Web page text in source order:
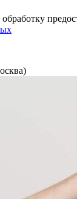
обработку